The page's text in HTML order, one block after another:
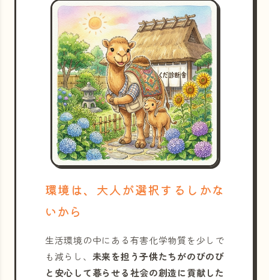
環境は、大人が選択するしかな
いから
生活環境の中にある有害化学物質を少しで
も減らし、 未来を担う子供たちがのびのび
と安心して暮らせる社会の創造に貢献した